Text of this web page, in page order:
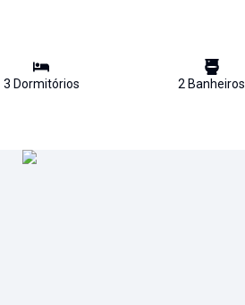
3 Dormitórios 2 Banheiros